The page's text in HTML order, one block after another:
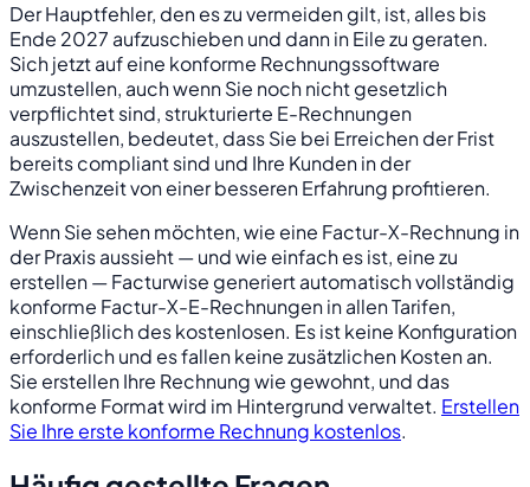
Der Hauptfehler, den es zu vermeiden gilt, ist, alles bis
Ende 2027 aufzuschieben und dann in Eile zu geraten.
Sich jetzt auf eine konforme Rechnungssoftware
umzustellen, auch wenn Sie noch nicht gesetzlich
verpflichtet sind, strukturierte E-Rechnungen
auszustellen, bedeutet, dass Sie bei Erreichen der Frist
bereits compliant sind und Ihre Kunden in der
Zwischenzeit von einer besseren Erfahrung profitieren.
Wenn Sie sehen möchten, wie eine Factur-X-Rechnung in
der Praxis aussieht — und wie einfach es ist, eine zu
erstellen — Facturwise generiert automatisch vollständig
konforme Factur-X-E-Rechnungen in allen Tarifen,
einschließlich des kostenlosen. Es ist keine Konfiguration
erforderlich und es fallen keine zusätzlichen Kosten an.
Sie erstellen Ihre Rechnung wie gewohnt, und das
konforme Format wird im Hintergrund verwaltet. Erstellen
Sie Ihre erste konforme Rechnung kostenlos.